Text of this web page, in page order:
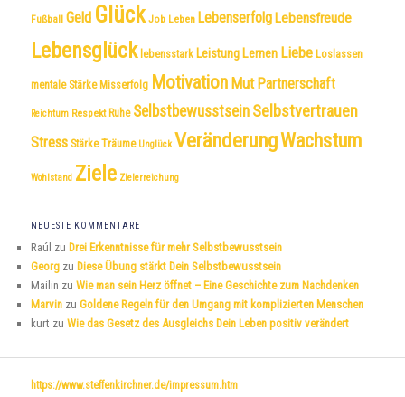
Fußball Geld Glück Job Leben Lebenserfolg Lebensfreude
Lebensglück lebensstark Leistung Lernen Liebe Loslassen
mentale Stärke Misserfolg Motivation Mut Partnerschaft
Reichtum Respekt Ruhe Selbstbewusstsein Selbstvertrauen
Stress Stärke Träume Unglück VeränderungWachstum
Wohlstand Ziele Zielerreichung
NEUESTE KOMMENTARE
Raúl zu Drei Erkenntnisse für mehr Selbstbewusstsein
Georg zu Diese Übung stärkt Dein Selbstbewusstsein
Mailin zuWie man sein Herz öffnet – Eine Geschichte zum Nachdenken
Marvin zuGoldene Regeln für den Umgang mit komplizierten Menschen
kurt zuWie das Gesetz des Ausgleichs Dein Leben positiv verändert
https://www.steffenkirchner.de/impressum.htm